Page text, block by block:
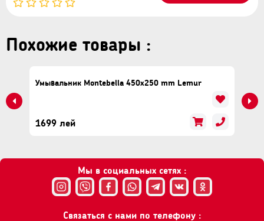
Похожие товары :
Умывальник Montebella 450x250 mm Lemur
1699 лей
Мы в социальных сетях :
Связаться с нами по телефону :